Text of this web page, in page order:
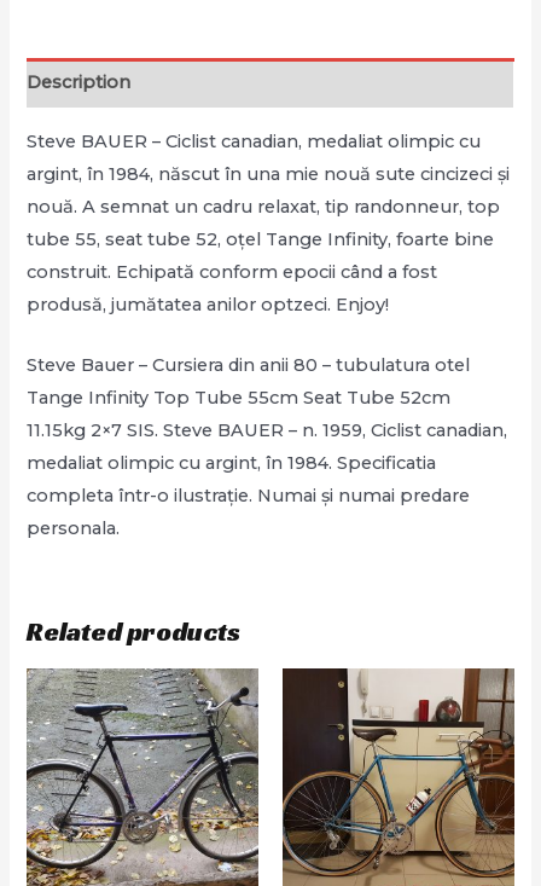
Description
Steve BAUER – Ciclist canadian, medaliat olimpic cu
argint, în 1984, născut în una mie nouă sute cincizeci și
nouă. A semnat un cadru relaxat, tip randonneur, top
tube 55, seat tube 52, oțel Tange Infinity, foarte bine
construit. Echipată conform epocii când a fost
produsă, jumătatea anilor optzeci. Enjoy!
Steve Bauer – Cursiera din anii 80 – tubulatura otel
Tange Infinity Top Tube 55cm Seat Tube 52cm
11.15kg 2×7 SIS. Steve BAUER – n. 1959, Ciclist canadian,
medaliat olimpic cu argint, în 1984. Specificatia
completa într-o ilustrație. Numai și numai predare
personala.
Related products